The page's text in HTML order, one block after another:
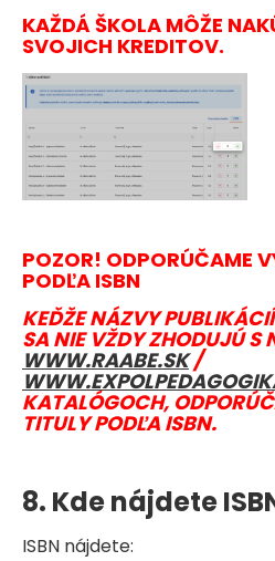
KAŽDÁ ŠKOLA MÔŽE
SVOJICH KREDITOV.
POZOR! ODPORÚČAME
PODĽA ISBN
KEĎŽE NÁZVY
SA NIE VŽDY ZHODUJÚ S
WWW.RAABE.SK/
KATALÓGOCH,
TITULY PODĽA ISBN.
8. Kde nájdete
ISBN nájdete: